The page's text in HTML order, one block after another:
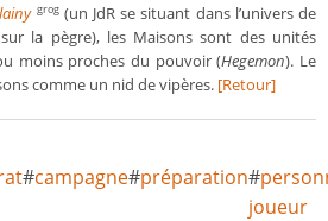
grog(un JdR se situant dans l’univers de
la pègre), les Maisons sont des unités
moins proches du pouvoir (Hegemon). Le
comme un nid de vipères. [Retour]
campagne préparation
joueur